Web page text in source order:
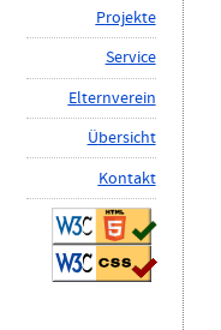
Projekte
Service
Elternverein
Übersicht
Kontakt